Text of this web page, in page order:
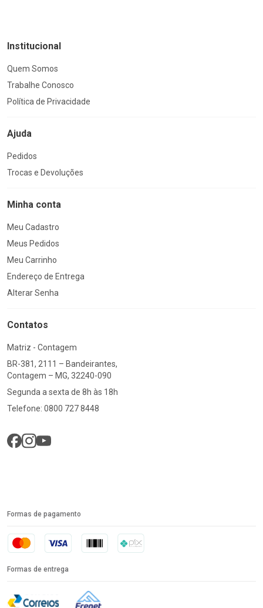
Institucional
Quem Somos
Trabalhe Conosco
Política de Privacidade
Ajuda
Pedidos
Trocas e Devoluções
Minha conta
Meu Cadastro
Meus Pedidos
Meu Carrinho
Endereço de Entrega
Alterar Senha
Contatos
Matriz - Contagem
BR-381, 2111 – Bandeirantes,
Contagem – MG, 32240-090
Segunda a sexta de 8h às 18h
Telefone: 0800 727 8448
Formas de pagamento
Formas de entrega